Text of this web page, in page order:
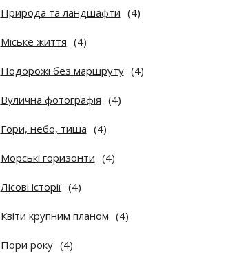
Природа та ландшафти (4)
Міське життя (4)
Подорожі без маршруту (4)
Вулична фотографія (4)
Гори, небо, тиша (4)
Морські горизонти (4)
Лісові історії (4)
Квіти крупним планом (4)
Пори року (4)